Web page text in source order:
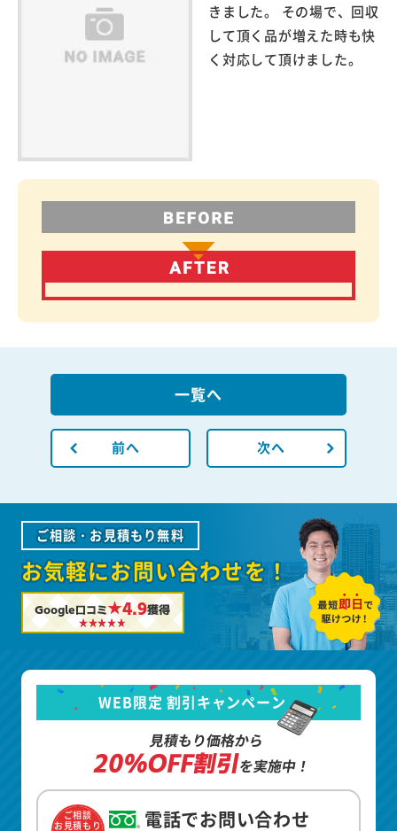
きました。 その場で、回収
して頂く品が増えた時も快
く対応して頂けました。
前へ
一覧へ
次へ
ご相談・お見積もり無料
お気軽にお問い合わせを！
Google口コミ★4.9獲得
WEB限定 割引キャンペーン
見積もり価格から
20%OFF割引を実施中！
ご相談
お見積もり
電話でお問い合わせ